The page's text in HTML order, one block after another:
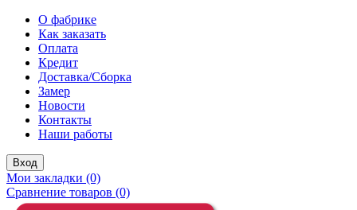
О фабрике
Как заказать
Оплата
Кредит
Доставка/Сборка
Замер
Новости
Контакты
Наши работы
Вход
Мои закладки (0)
Сравнение товаров (0)